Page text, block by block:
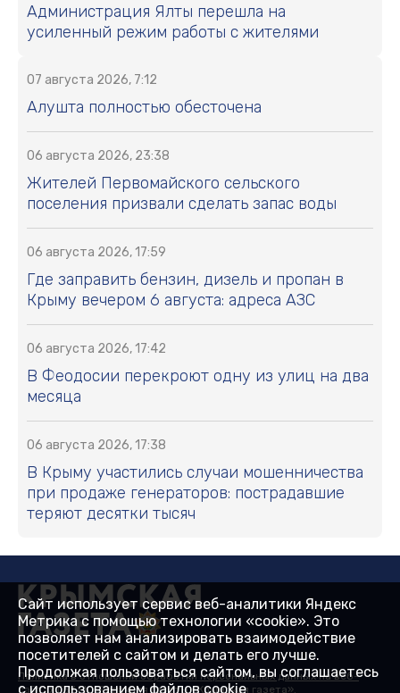
Администрация Ялты перешла на
усиленный режим работы с жителями
07 августа 2026, 7:12
Алушта полностью обесточена
06 августа 2026, 23:38
Жителей Первомайского сельского
поселения призвали сделать запас воды
06 августа 2026, 17:59
Где заправить бензин, дизель и пропан в
Крыму вечером 6 августа: адреса АЗС
06 августа 2026, 17:42
В Феодосии перекроют одну из улиц на два
месяца
06 августа 2026, 17:38
В Крыму участились случаи мошенничества
при продаже генераторов: пострадавшие
теряют десятки тысяч
Политика в отношении обработки персональных данных на веб-
сайтах ГБУ РК «Редакция газеты «Крымская газета».
Сайт использует сервис веб-аналитики Яндекс
Метрика с помощью технологии «cookie». Это
позволяет нам анализировать взаимодействие
посетителей с сайтом и делать его лучше.
Продолжая пользоваться сайтом, вы соглашаетесь
с использованием файлов cookie